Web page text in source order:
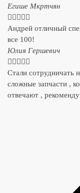
​Егише Мкртчян
    
Андрей отличный
все 100!
​Юлия Гершевич
    
Стали сотрудничать
сложные запчасти ,
отвечают ,